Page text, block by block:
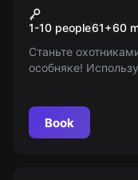
Ghost
1-10 people61+60
Станьте
особняке!
дело!Book